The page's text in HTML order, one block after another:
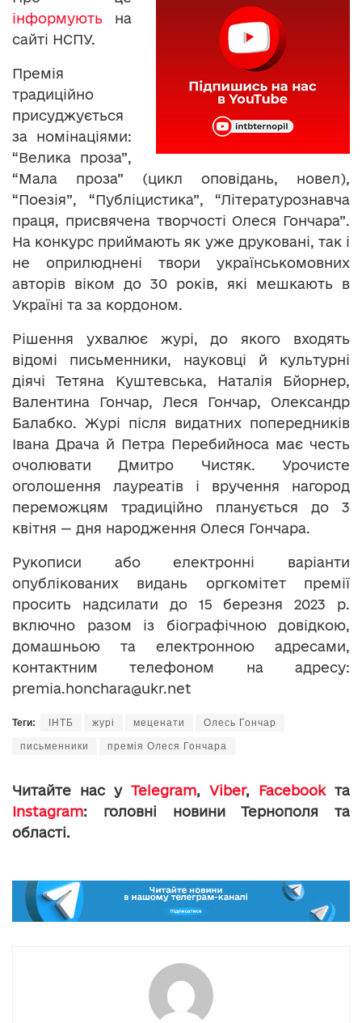
інформують на
сайті НСПУ.
Премія
традиційно
присуджується
за номінаціями:
“Велика проза”,
“Мала проза” (цикл оповідань, новел),
“Поезія”, “Публіцистика”, “Літературознавча
праця, присвячена творчості Олеся Гончара”.
На конкурс приймають як уже друковані, так і
не оприлюднені твори українськомовних
авторів віком до 30 років, які мешкають в
Україні та за кордоном.
Рішення ухвалює журі, до якого входять
відомі письменники, науковці й культурні
діячі Тетяна Куштевська, Наталія Бйорнер,
Валентина Гончар, Леся Гончар, Олександр
Балабко. Журі після видатних попередників
Івана Драча й Петра Перебийноса має честь
очолювати Дмитро Чистяк. Урочисте
оголошення лауреатів і вручення нагород
переможцям традиційно планується до 3
квітня — дня народження Олеся Гончара.
Рукописи або електронні варіанти
опублікованих видань оргкомітет премії
просить надсилати до 15 березня 2023 р.
включно разом із біографічною довідкою,
домашньою та електронною адресами,
контактним телефоном на адресу:
premia.honchara@ukr.net
Теги: ІНТБ журі меценати Олесь Гончар
письменники премія Олеся Гончара
Читайте нас у Telegram, Viber, Facebookта
Instagram: головні новини Тернополя та
області.